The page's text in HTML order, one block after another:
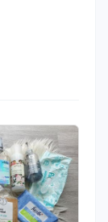
że
przy tego
było
włosach!
jest